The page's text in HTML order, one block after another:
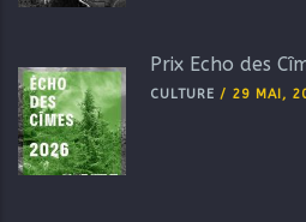
Prix Echo des
CULTURE / 29 MAI,